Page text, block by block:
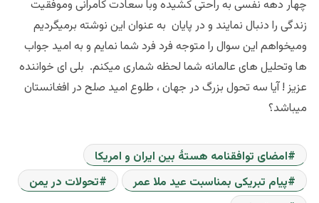
چهار دهه نفسی به راحتی کشیده وبا سعادت کامرانی وموفقیت
زندگی را دنبال نمایند و در پایان به عنوان این نوشته برمیگردیم
ومیخواهم این سوال را متوجه فرد فرد شما نمایم و به امید جواب
ها وتحلیل های عالمانه شما لحظه شماری میکنم. بلی ای خواننده
عزیز !آیا سه تحول بزرگ در جهان ، طلوع امید صلح در افغانستان
میباشد؟
امضای توافقنامه هستۀ بین ایران و امریکا
پیام تبریکی بمناسبت عید ملا عمر
تحولات در یمن